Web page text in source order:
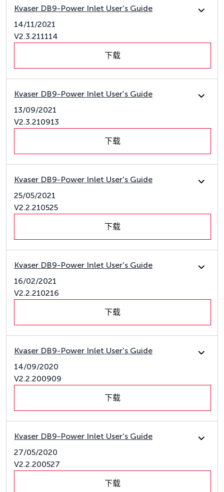
Kvaser DB9-Power Inlet User's Guide
14/11/2021
V2.3.211114
下载
Kvaser DB9-Power Inlet User's Guide
13/09/2021
V2.3.210913
下载
Kvaser DB9-Power Inlet User's Guide
25/05/2021
V2.2.210525
下载
Kvaser DB9-Power Inlet User's Guide
16/02/2021
V2.2.210216
下载
Kvaser DB9-Power Inlet User's Guide
14/09/2020
V2.2.200909
下载
Kvaser DB9-Power Inlet User's Guide
27/05/2020
V2.2.200527
下载